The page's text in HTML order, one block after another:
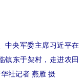
中央军委主席习近平在
镇东于架村，走进农田
社记者 燕雁 摄